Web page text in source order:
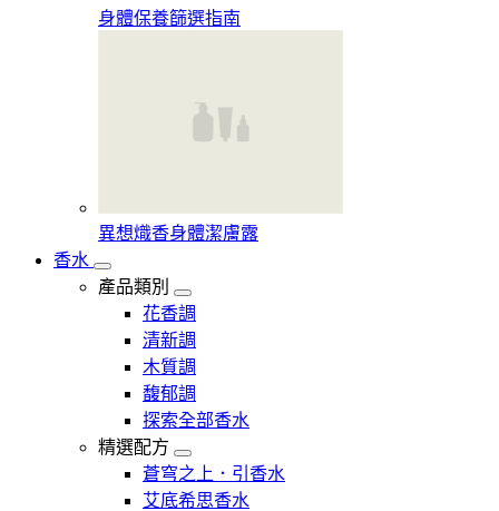
身體保養篩選指南
異想熾香身體潔膚露
香水
產品類別
花香調
清新調
木質調
馥郁調
探索全部香水
精選配方
蒼穹之上．引香水
艾底希思香水